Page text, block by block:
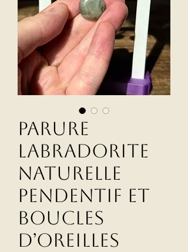
Parure
Labradorite
Naturelle
Pendentif et
Boucles
d’Oreilles